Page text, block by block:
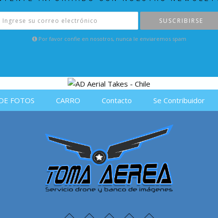
SUSCRIBIRSE
Por favor confie en nosotros, nunca le enviaremos spam
FOTOS CARRO Contacto Se Contribuidor